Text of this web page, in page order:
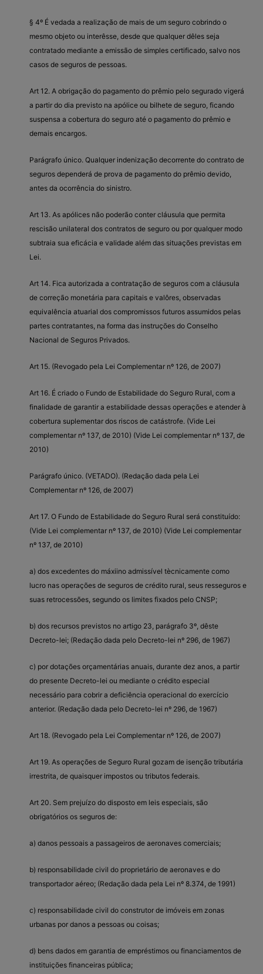
§ 4º É vedada a realização de mais de um seguro cobrindo o
mesmo objeto ou interêsse, desde que qualquer dêles seja
contratado mediante a emissão de simples certificado, salvo nos
casos de seguros de pessoas.
Art 12. A obrigação do pagamento do prêmio pelo segurado vigerá
a partir do dia previsto na apólice ou bilhete de seguro, ficando
suspensa a cobertura do seguro até o pagamento do prêmio e
demais encargos.
Parágrafo único. Qualquer indenização decorrente do contrato de
seguros dependerá de prova de pagamento do prêmio devido,
antes da ocorrência do sinistro.
Art 13. As apólices não poderão conter cláusula que permita
rescisão unilateral dos contratos de seguro ou por qualquer modo
subtraia sua eficácia e validade além das situações previstas em
Lei.
Art 14. Fica autorizada a contratação de seguros com a cláusula
de correção monetária para capitais e valôres, observadas
equivalência atuarial dos compromissos futuros assumidos pelas
partes contratantes, na forma das instruções do Conselho
Nacional de Seguros Privados.
Art 15. (Revogado pela Lei Complementar nº 126, de 2007)
Art 16. É criado o Fundo de Estabilidade do Seguro Rural, com a
finalidade de garantir a estabilidade dessas operações e atender à
cobertura suplementar dos riscos de catástrofe. (Vide Lei
complementar nº 137, de 2010) (Vide Lei complementar nº 137, de
2010)
Parágrafo único. (VETADO). (Redação dada pela Lei
Complementar nº 126, de 2007)
Art 17. O Fundo de Estabilidade do Seguro Rural será constituído:
(Vide Lei complementar nº 137, de 2010) (Vide Lei complementar
nº 137, de 2010)
a) dos excedentes do máxiino admissível tècnicamente como
lucro nas operações de seguros de crédito rural, seus resseguros e
suas retrocessões, segundo os limites fixados pelo CNSP;
b) dos recursos previstos no artigo 23, parágrafo 3º, dêste
Decreto-lei; (Redação dada pelo Decreto-lei nº 296, de 1967)
c) por dotações orçamentárias anuais, durante dez anos, a partir
do presente Decreto-lei ou mediante o crédito especial
necessário para cobrir a deficiência operacional do exercício
anterior. (Redação dada pelo Decreto-lei nº 296, de 1967)
Art 18. (Revogado pela Lei Complementar nº 126, de 2007)
Art 19. As operações de Seguro Rural gozam de isenção tributária
irrestrita, de quaisquer impostos ou tributos federais.
Art 20. Sem prejuízo do disposto em leis especiais, são
obrigatórios os seguros de:
a) danos pessoais a passageiros de aeronaves comerciais;
b) responsabilidade civil do proprietário de aeronaves e do
transportador aéreo; (Redação dada pela Lei nº 8.374, de 1991)
c) responsabilidade civil do construtor de imóveis em zonas
urbanas por danos a pessoas ou coisas;
d) bens dados em garantia de empréstimos ou financiamentos de
instituições financeiras pública;